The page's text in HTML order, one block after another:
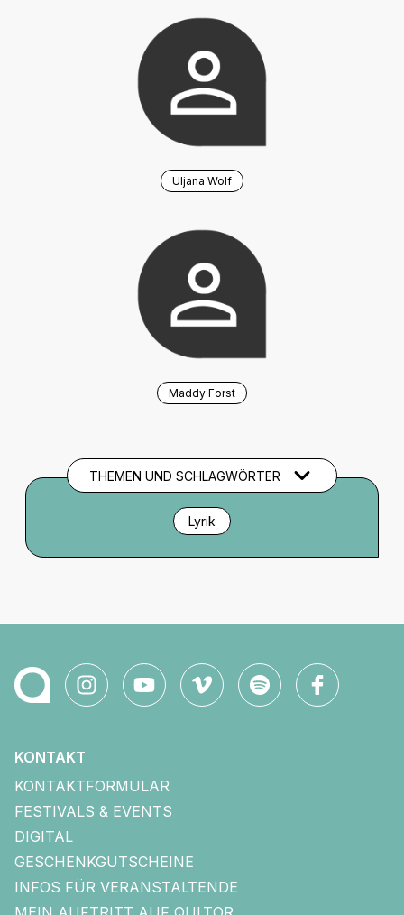
THEMEN UND SCHLAGWÖRTER
Lyrik
Uljana Wolf
Maddy Forst
KONTAKT
KONTAKTFORMULAR
FESTIVALS & EVENTS
DIGITAL
GESCHENKGUTSCHEINE
INFOS FÜR VERANSTALTENDE